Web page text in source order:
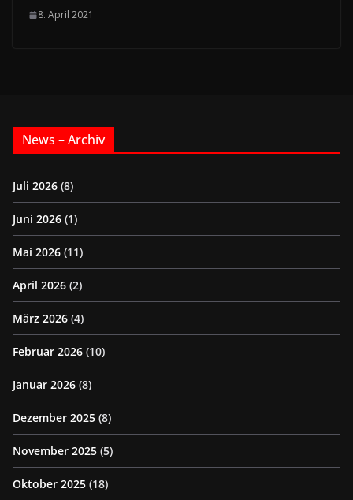
8. April 2021
News – Archiv
Juli 2026 (8)
Juni 2026 (1)
Mai 2026 (11)
April 2026 (2)
März 2026 (4)
Februar 2026 (10)
Januar 2026 (8)
Dezember 2025 (8)
November 2025 (5)
Oktober 2025 (18)